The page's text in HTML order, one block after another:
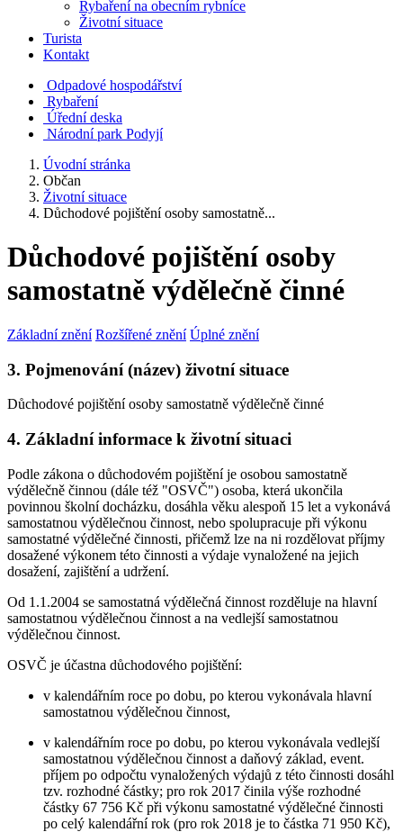
Rybaření na obecním rybníce
Životní situace
Turista
Kontakt
Odpadové hospodářství
Rybaření
Úřední deska
Národní park Podyjí
Úvodní stránka
Občan
Životní situace
Důchodové pojištění osoby samostatně...
Důchodové pojištění osoby
samostatně výdělečně činné
Základní znění Rozšířené znění Úplné znění
3. Pojmenování (název) životní situace
Důchodové pojištění osoby samostatně výdělečně činné
4. Základní informace k životní situaci
Podle zákona o důchodovém pojištění je osobou samostatně
výdělečně činnou (dále též "OSVČ") osoba, která ukončila
povinnou školní docházku, dosáhla věku alespoň 15 let a vykonává
samostatnou výdělečnou činnost, nebo spolupracuje při výkonu
samostatné výdělečné činnosti, přičemž lze na ni rozdělovat příjmy
dosažené výkonem této činnosti a výdaje vynaložené na jejich
dosažení, zajištění a udržení.
Od 1.1.2004 se samostatná výdělečná činnost rozděluje na hlavní
samostatnou výdělečnou činnost a na vedlejší samostatnou
výdělečnou činnost.
OSVČ je účastna důchodového pojištění:
v kalendářním roce po dobu, po kterou vykonávala hlavní
samostatnou výdělečnou činnost,
v kalendářním roce po dobu, po kterou vykonávala vedlejší
samostatnou výdělečnou činnost a daňový základ, event.
příjem po odpočtu vynaložených výdajů z této činnosti dosáhl
tzv. rozhodné částky; pro rok 2017 činila výše rozhodné
částky 67 756 Kč při výkonu samostatné výdělečné činnosti
po celý kalendářní rok (pro rok 2018 je to částka 71 950 Kč),